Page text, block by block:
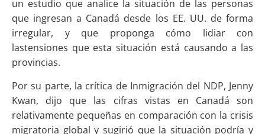
un estudio que analice la situación de las personas
que ingresan a Canadá desde los EE. UU. de forma
irregular, y que proponga cómo lidiar con
lastensiones que esta situación está causando a las
provincias.
Por su parte, la crítica de Inmigración del NDP, Jenny
Kwan, dijo que las cifras vistas en Canadá son
relativamente pequeñas en comparación con la crisis
migratoria global y sugirió que la situación podría y